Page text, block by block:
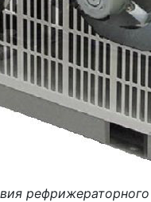
рефрижераторного